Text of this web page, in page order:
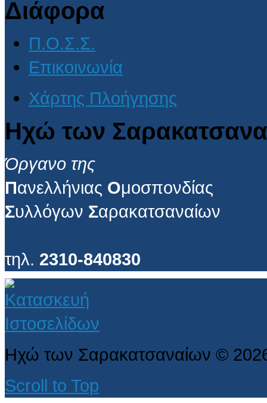
Διάφορα
Π.Ο.Σ.Σ.
Επικοινωνία
Χάρτης Πλοήγησης
Ηχώ των
Όργανο της
Πανελλήνιας Ομοσπονδίας
Συλλόγων Σαρακατσαναίων
τηλ. 2310-840830
Ηχώ των Σαρακατσαναίων ©
Scroll to Top